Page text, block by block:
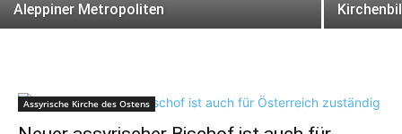
Aleppiner Metropoliten
Assyrische Kirche des Ostens